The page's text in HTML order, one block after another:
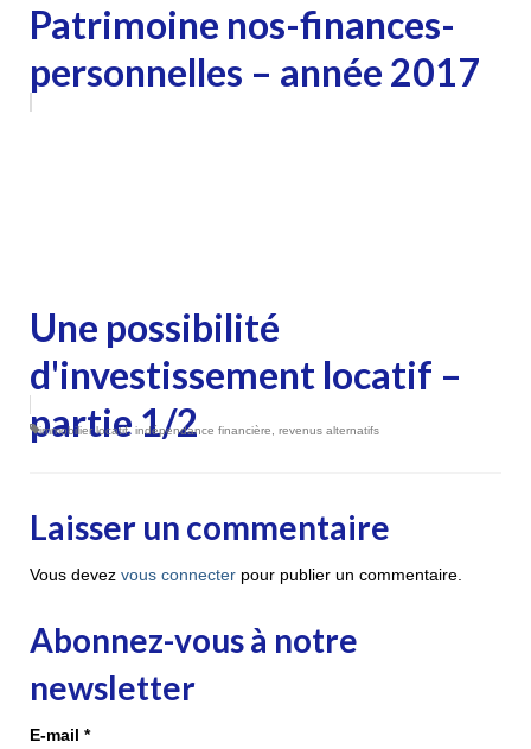
Patrimoine nos-finances-
personnelles – année 2017
Une possibilité
d'investissement locatif –
partie 1/2
immobilier locatif, indépendance financière, revenus alternatifs
Laisser un commentaire
Vous devez vous connecter pour publier un commentaire.
Abonnez-vous à notre
newsletter
E-mail *